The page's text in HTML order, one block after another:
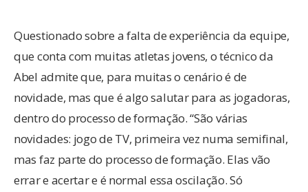
Questionado sobre a falta de experiência da equipe,
que conta com muitas atletas jovens, o técnico da
Abel admite que, para muitas o cenário é de
novidade, mas que é algo salutar para as jogadoras,
dentro do processo de formação. “São várias
novidades: jogo de TV, primeira vez numa semifinal,
mas faz parte do processo de formação. Elas vão
errar e acertar e é normal essa oscilação. Só